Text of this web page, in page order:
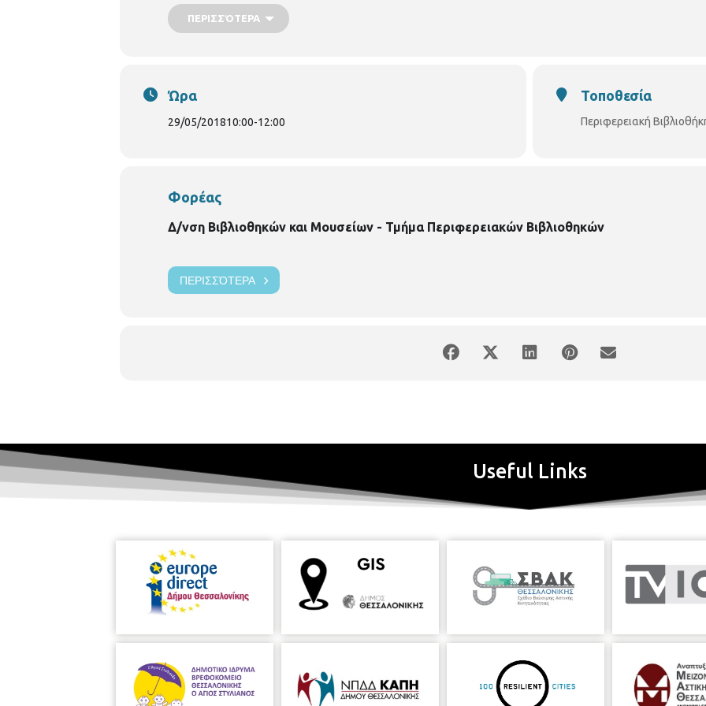
ΠΕΡΙΣΣΌΤΕΡΑ
Ώρα
29/05/201810:00-12:00
Τοποθεσία
Περιφερειακή
Φορέας
Δ/νση Βιβλιοθηκών και Μουσείων - Τμήμα Περιφερειακών Βιβλιοθηκών
ΠΕΡΙΣΣΌΤΕΡΑ
Useful Links